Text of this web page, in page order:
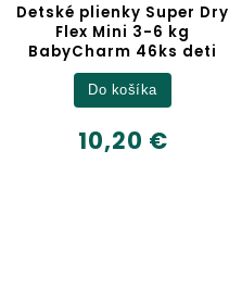
Detské plienky Super Dry
Flex Mini 3-6 kg
BabyCharm 46ks deti
10,20 €
Do košíka